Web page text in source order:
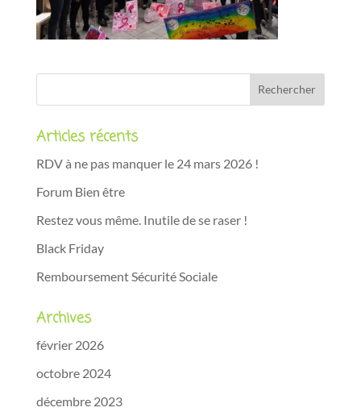
Articles récents
RDV à ne pas manquer le 24 mars 2026 !
Forum Bien être
Restez vous même. Inutile de se raser !
Black Friday
Remboursement Sécurité Sociale
Archives
février 2026
octobre 2024
décembre 2023